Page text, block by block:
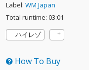
Label: WM Japan
Total runtime: 03:01
ハイレゾ
How To Buy